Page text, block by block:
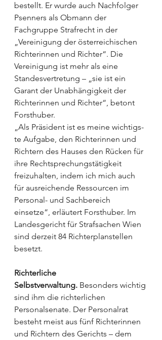
bestellt. Er wurde auch Nachfolger
Psenners als Obmann der
Fachgruppe Strafrecht in der
„Vereinigung der österreichischen
Richterinnen und Richter“. Die
Vereinigung ist mehr als eine
Standesvertretung – „sie ist ein
Garant der Unabhängigkeit der
Richterinnen und Richter“, betont
Forsthuber.
„Als Präsident ist es meine wich­tigs­
te Aufgabe, den Richterinnen und
Richtern des Hauses den Rücken für
ihre Rechtsprechungstätigkeit
freizuhalten, indem ich mich auch
für ausreichende Ressourcen im
Personal- und Sachbereich
einsetze“, erläutert Forsthuber. Im
Landesgericht für Strafsachen Wien
sind derzeit 84 Richterplanstellen
besetzt.
Richterliche
Selbstverwaltung. Besonders wichtig
sind ihm die richterlichen
Personalsenate. Der Personalrat
besteht meist aus fünf Richterinnen
und Richtern des Gerichts – dem